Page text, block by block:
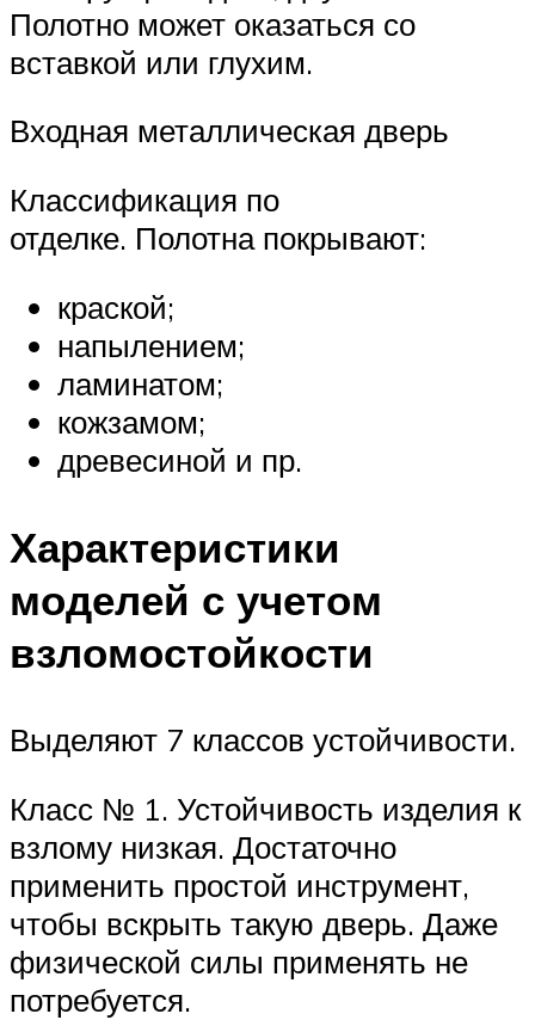
Полотно может оказаться со
вставкой или глухим.
Входная металлическая дверь
Классификация по
отделке. Полотна покрывают:
краской;
напылением;
ламинатом;
кожзамом;
древесиной и пр.
Характеристики
моделей с учетом
взломостойкости
Выделяют 7 классов устойчивости.
Класс № 1. Устойчивость изделия к
взлому низкая. Достаточно
применить простой инструмент,
чтобы вскрыть такую дверь. Даже
физической силы применять не
потребуется.